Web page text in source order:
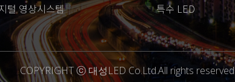
털 영상시스템
특수 LED
COPYRIGHT ⓒ 대성LED Co.Ltd.All rights reserved